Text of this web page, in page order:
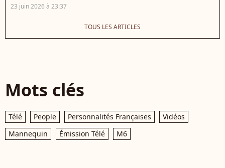
23 juin 2026 à 23:37
TOUS LES ARTICLES
Mots clés
Télé People Personnalités Françaises
Vidéos
Mannequin
Émission Télé M6